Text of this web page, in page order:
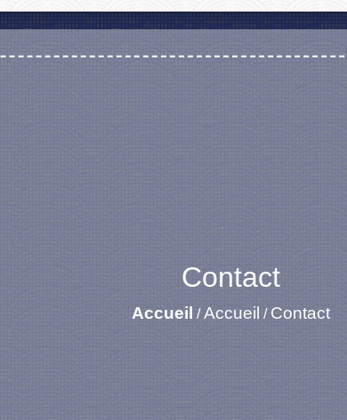
Contact
Accueil /Accueil / Contact